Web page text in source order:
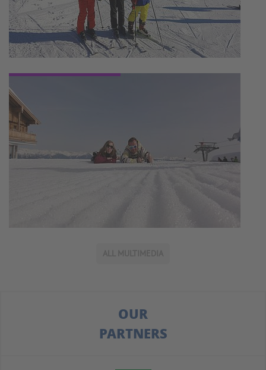
OUR
PARTNERS